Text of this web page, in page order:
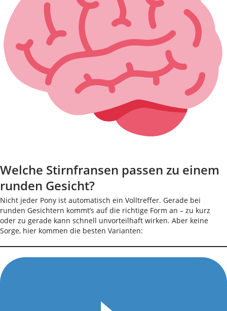
Welche Stirnfransen passen zu einem
runden Gesicht?
Nicht jeder Pony ist automatisch ein Volltreffer. Gerade bei
runden Gesichtern kommt’s auf die richtige Form an – zu kurz
oder zu gerade kann schnell unvorteilhaft wirken. Aber keine
Sorge, hier kommen die besten Varianten: